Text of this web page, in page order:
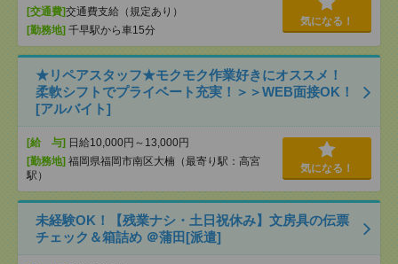
[交通費]交通費支給（規定あり）
[勤務地] 千早駅から車15分
気になる！
★リペアスタッフ★モクモク作業好きにオススメ！
柔軟シフトでプライベート充実！＞＞WEB面接OK！
[アルバイト]
[給 与] 日給10,000円～13,000円
[勤務地] 福岡県福岡市南区大楠（最寄り駅：高宮
駅）
気になる！
未経験OK！【残業ナシ・土日祝休み】文房具の伝票
チェック＆箱詰め ＠蒲田[派遣]